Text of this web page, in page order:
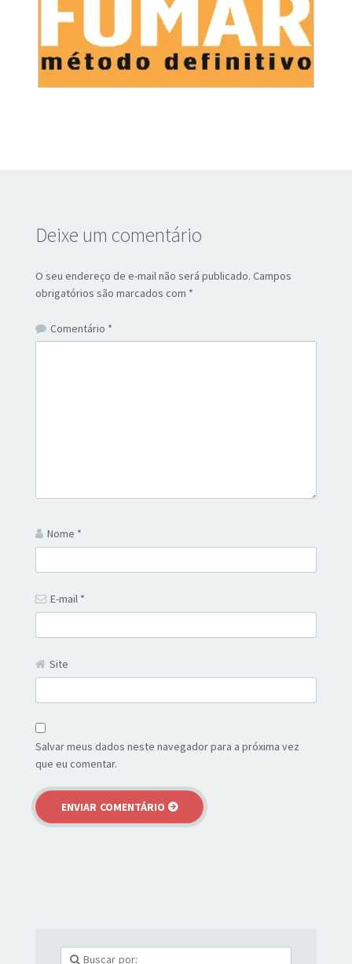
Deixe um comentário
O seu endereço de e-mail não será publicado. Campos
obrigatórios são marcados com *
Comentário *
Nome *
E-mail *
Site
Salvar meus dados neste navegador para a próxima vez
que eu comentar.